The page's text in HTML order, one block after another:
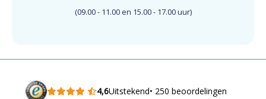
(09.00 - 11.00 en 15.00 - 17.00 uur)
4,6Uitstekend• 250 beoordelingen